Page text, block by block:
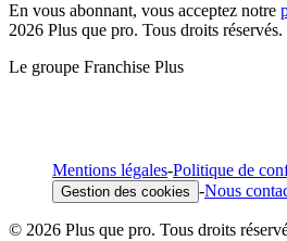
En vous abonnant, vous acceptez notre
2026 Plus que pro. Tous droits réservés.
Le groupe Franchise Plus
Mentions légales-Politique de
Gestion des cookies -Nous
© 2026 Plus que pro. Tous droits